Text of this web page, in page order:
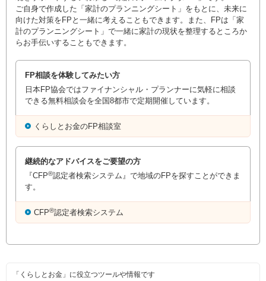
ご自身で作成した「家計のプランニングシート」をもとに、未来に
向けた対策をFPと一緒に考えることもできます。また、FPは「家
計のプランニングシート」で一緒に家計の現状を整理するところか
らお手伝いすることもできます。
FP相談を体験してみたい方
日本FP協会ではファイナンシャル・プランナーに気軽に相談
できる無料相談会を全国8都市で定期開催しています。
くらしとお金のFP相談室
継続的なアドバイスをご要望の方
『CFP®認定者検索システム』で地域のFPを探すことができま
す。
CFP®認定者検索システム
「くらしとお金」に役立つツールや情報です